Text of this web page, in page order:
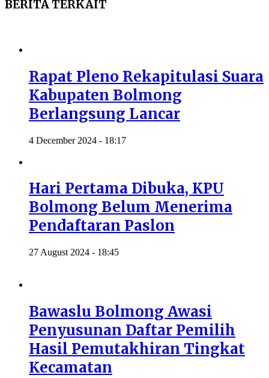
BERITA TERKAIT
Rapat Pleno Rekapitulasi Suara
Kabupaten Bolmong
Berlangsung Lancar
4 December 2024 - 18:17
Hari Pertama Dibuka, KPU
Bolmong Belum Menerima
Pendaftaran Paslon
27 August 2024 - 18:45
Bawaslu Bolmong Awasi
Penyusunan Daftar Pemilih
Hasil Pemutakhiran Tingkat
Kecamatan